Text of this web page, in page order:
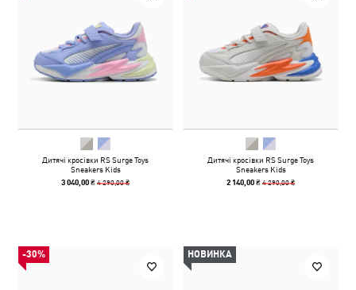
Дитячі кросівки RS Surge Toys
Sneakers Kids
3 040,00 ₴4 290,00 ₴
Дитячі кросівки RS Surge Toys
Sneakers Kids
2 140,00 ₴4 290,00 ₴
-30% НОВИНКА